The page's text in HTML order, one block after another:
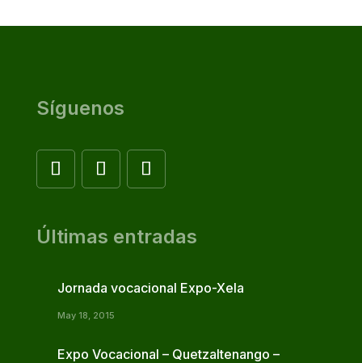
Síguenos
Últimas entradas
Jornada vocacional Expo-Xela
May 18, 2015
Expo Vocacional – Quetzaltenango –